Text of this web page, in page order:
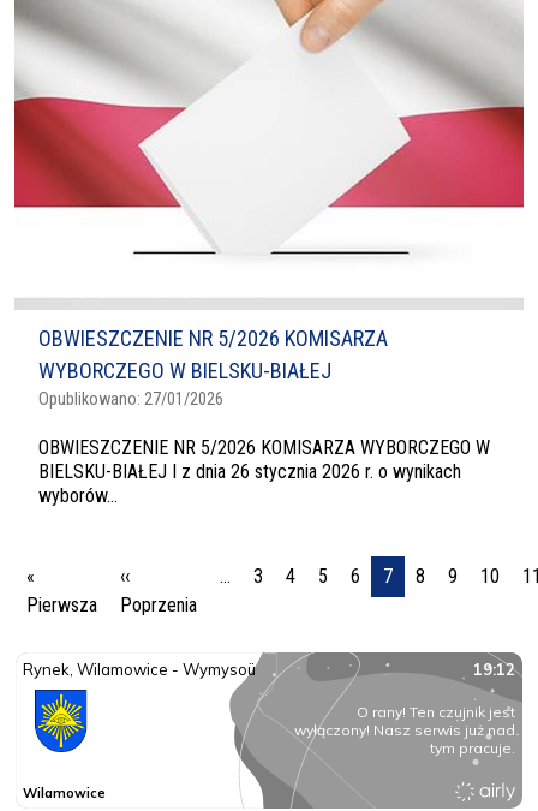
OBWIESZCZENIE NR 5/2026 KOMISARZA
WYBORCZEGO W BIELSKU-BIAŁEJ
Opublikowano: 27/01/2026
OBWIESZCZENIE NR 5/2026 KOMISARZA WYBORCZEGO W
BIELSKU-BIAŁEJ I z dnia 26 stycznia 2026 r. o wynikach
wyborów...
Stronicowanie
«
PierwszaPierwsza strona
‹‹
PoprzeniaPoprzednia strona
… 3 4 5 6 7 8 9 10